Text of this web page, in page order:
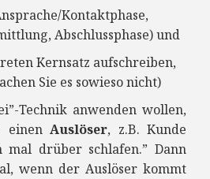
Kontaktphase,
Abschlussphase) und
Kernsatz aufschreiben,
Sie es sowieso nicht)
Technik anwenden wollen,
einen Auslöser, z.B. Kunde
drüber schlafen.” Dann
wenn der Auslöser kommt